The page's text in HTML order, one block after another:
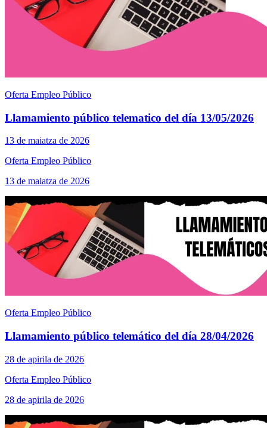
Oferta Empleo Público
Llamamiento público telematico del día 13/05/2026
13 de maiatza de 2026
Oferta Empleo Público
13 de maiatza de 2026
Oferta Empleo Público
Llamamiento público telemático del día 28/04/2026
28 de apirila de 2026
Oferta Empleo Público
28 de apirila de 2026